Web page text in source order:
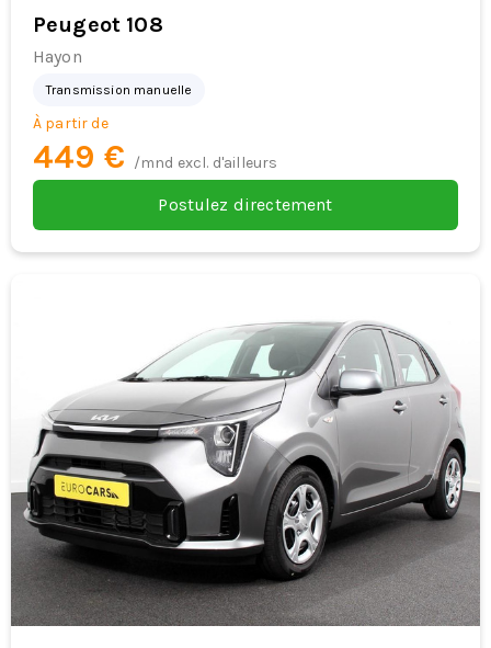
Peugeot 108
Hayon
Transmission manuelle
À partir de
449 € /mnd excl. d'ailleurs
Postulez directement